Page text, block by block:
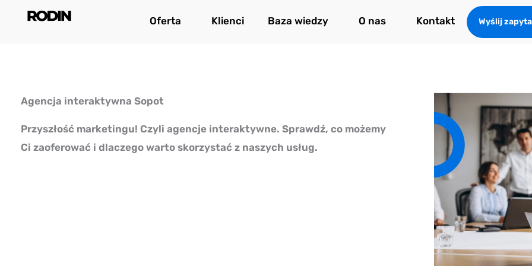
Przejdź
Oferta Klienci Baza wiedzy O nas Kontakt Wyślij
Agencja interaktywna Sopot
Przyszłość marketingu! Czyli agencje interaktywne. Sprawdź, co możemy
Ci zaoferować i dlaczego warto skorzystać z naszych usług.